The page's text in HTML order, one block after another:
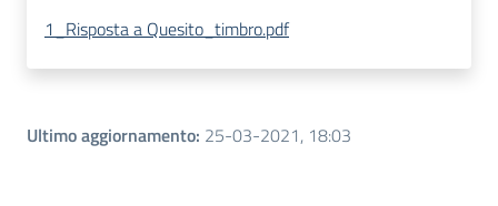
1_Risposta a Quesito_timbro.pdf
Ultimo aggiornamento: 25-03-2021, 18:03